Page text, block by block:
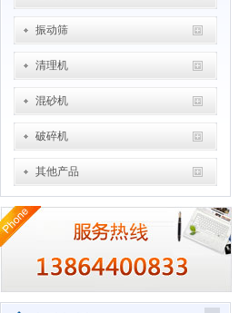
振动筛
清理机
混砂机
破碎机
其他产品